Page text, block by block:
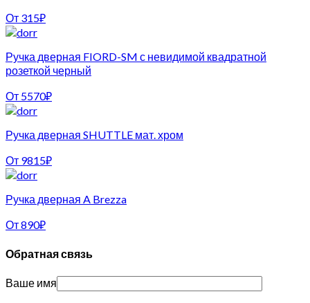
От 315₽
Ручка дверная FIORD-SM с невидимой квадратной
розеткой черный
От 5570₽
Ручка дверная SHUTTLE мат. хром
От 9815₽
Ручка дверная A Brezza
От890₽
Обратная связь
Ваше имя